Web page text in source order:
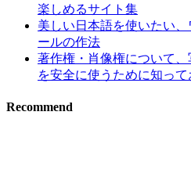
楽しめるサイト集
美しい日本語を使いたい
ールの作法
著作権・肖像権について
を安全に使うために知って
Recommend